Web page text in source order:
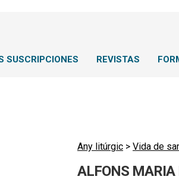
SUSCRIPCIONES REVISTAS
Any litúrgic > Vida de
ALFONS MARIA